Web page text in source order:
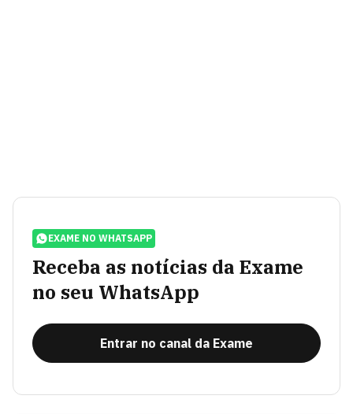
EXAME NO WHATSAPP
Receba as notícias da Exame
no seu WhatsApp
Entrar no canal da Exame